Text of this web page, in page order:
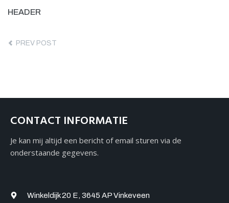
HEADER
PREV POST
CONTACT INFORMATIE
Je kan mij altijd een bericht of email sturen via de
onderstaande gegevens.
Winkeldijk 20 E, 3645 AP Vinkeveen